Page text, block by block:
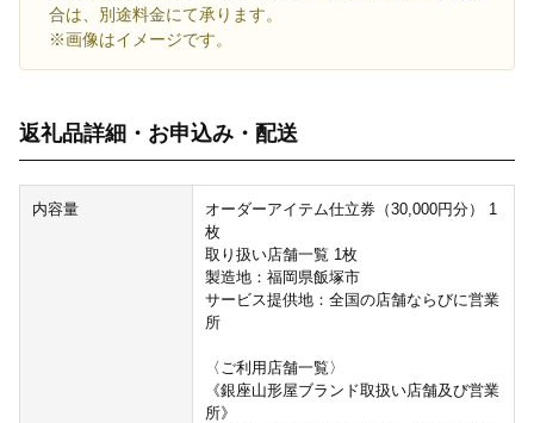
合は、別途料金にて承ります。
※画像はイメージです。
返礼品詳細・お申込み・配送
内容量
オーダーアイテム仕立券（30,000円分） 1
枚
取り扱い店舗一覧 1枚
製造地：福岡県飯塚市
サービス提供地：全国の店舗ならびに営業
所
〈ご利用店舗一覧〉
《銀座山形屋ブランド取扱い店舗及び営業
所》